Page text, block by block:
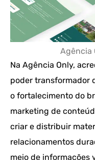
Agência
Na Agência Only,
poder transformador
o fortalecimento do
marketing de
criar e distribuir
relacionamentos
meio de informações